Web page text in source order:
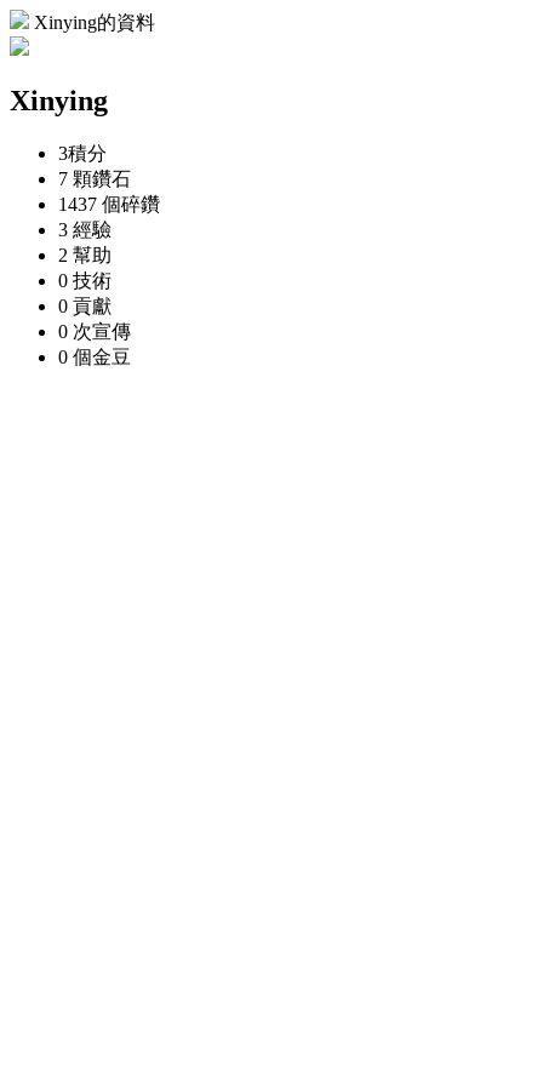
Xinying的資料
Xinying
3積分
7 顆鑽石
1437 個碎鑽
3 經驗
2 幫助
0 技術
0 貢獻
0 次宣傳
0 個金豆